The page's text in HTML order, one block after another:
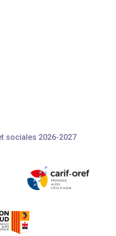
sociales 2026-2027